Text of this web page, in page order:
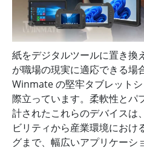
紙をデジタルツールに置き換
が職場の現実に適応できる場
Winmate の堅牢タブレット
際立っています。柔軟性とパ
計されたこれらのデバイスは
ビリティから産業環境におけ
グまで、幅広いアプリケーシ